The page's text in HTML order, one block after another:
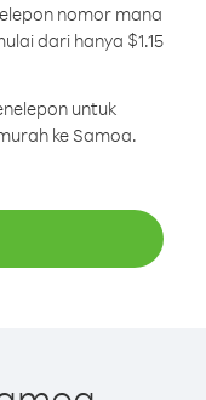
nomor mana
dari hanya $1.15
untuk
ke Samoa.